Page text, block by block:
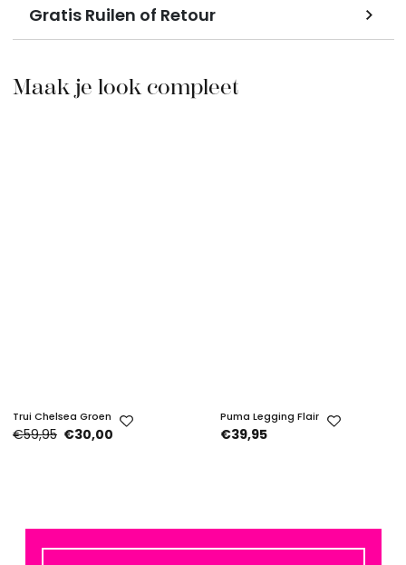
Gratis Ruilen of Retour
Maak je look compleet
Trui Chelsea Groen
€59,95 €30,00
Puma Legging Flair
€39,95